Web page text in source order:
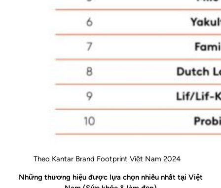
Theo Kantar Brand Footprint Việt Nam 2024
Những thương hiệu được lựa chọn nhiều nhất tại Việt